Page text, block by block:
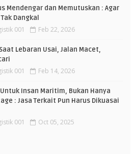
Mendengar dan Memutuskan : Agar
Dangkal
001 Feb 22, 2026
Lebaran Usai, Jalan Macet,
001 Feb 14, 2026
Insan Maritim, Bukan Hanya
: Jasa Terkait Pun Harus Dikuasai
001 Oct 05, 2025